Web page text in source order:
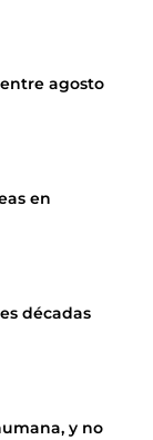
agosto
en
décadas
y no